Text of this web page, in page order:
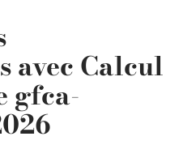
avec Calcul
gfca-